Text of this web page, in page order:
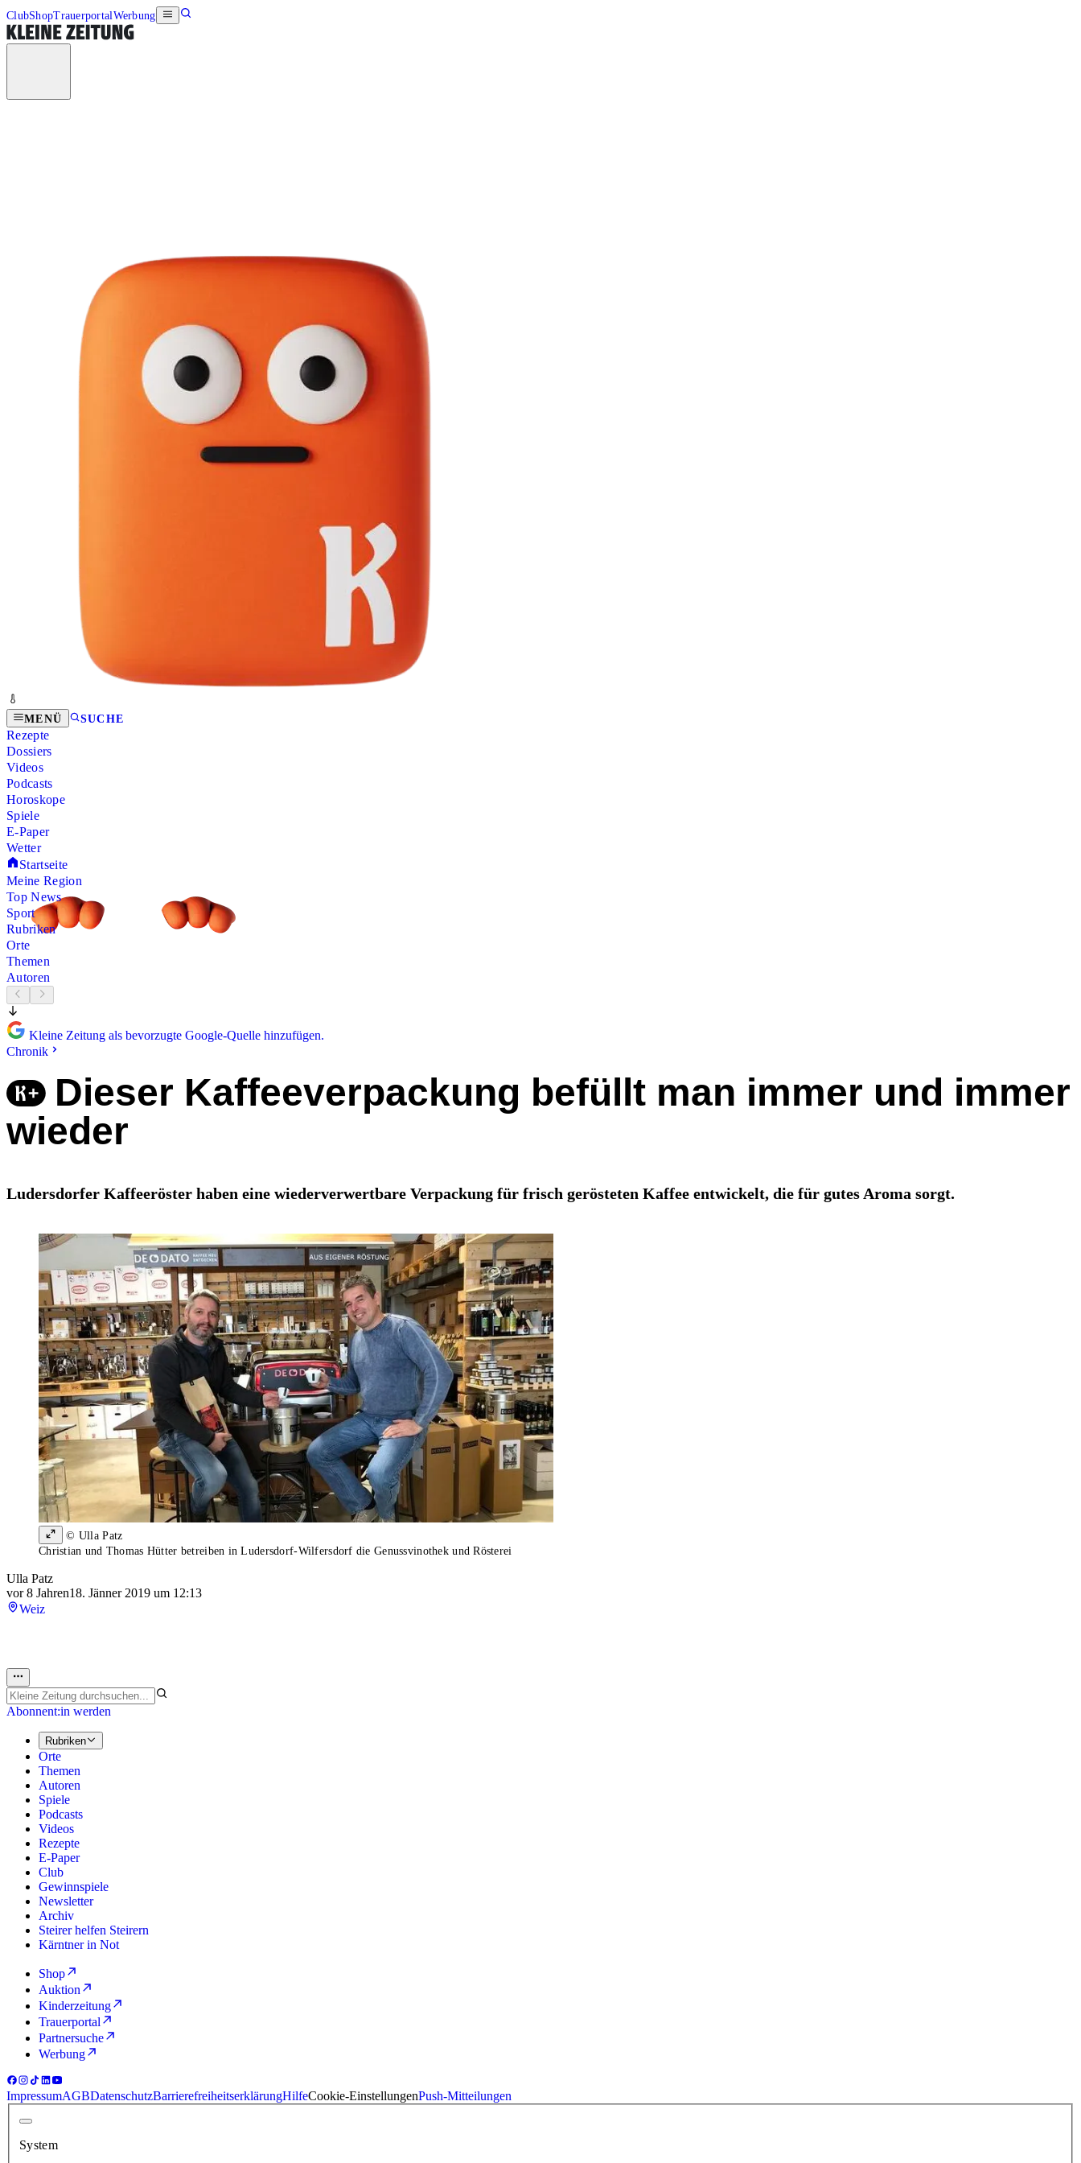
ClubShopTrauerportalWerbung
MENÜ SUCHE
Rezepte
Dossiers
Videos
Podcasts
Horoskope
Spiele
E-Paper
Wetter
Startseite
Meine Region
Top News
Sport
Rubriken
Orte
Themen
Autoren
Kleine Zeitung als bevorzugte Google-Quelle hinzufügen.
Chronik
Dieser Kaffeeverpackung befüllt man immer und immer
wieder
Ludersdorfer Kaffeeröster haben eine wiederverwertbare Verpackung für frisch gerösteten Kaffee entwickelt, die für gutes Aroma sorgt.
© Ulla Patz
Christian und Thomas Hütter betreiben in Ludersdorf-Wilfersdorf die Genussvinothek und Rösterei
Ulla Patz
vor 8 Jahren18. Jänner 2019 um 12:13
Weiz
Abonnent:in werden
Rubriken
Orte
Themen
Autoren
Spiele
Podcasts
Videos
Rezepte
E-Paper
Club
Gewinnspiele
Newsletter
Archiv
Steirer helfen Steirern
Kärntner in Not
Shop
Auktion
Kinderzeitung
Trauerportal
Partnersuche
Werbung
ImpressumAGBDatenschutzBarrierefreiheitserklärungHilfeCookie-EinstellungenPush-Mitteilungen
System